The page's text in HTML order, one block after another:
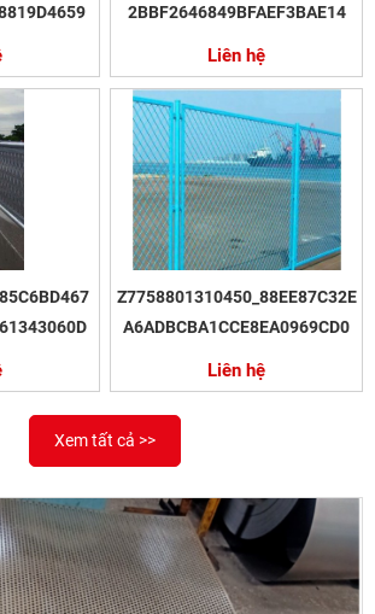
2BBF2646849BFAEF3BAE14
Liên hệ
Z7758801310450_88EE87C32E
A6ADBCBA1CCE8EA0969CD0
Liên hệ
Xem tất cả >>